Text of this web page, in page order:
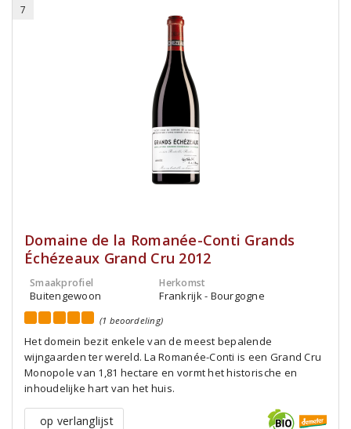
7
Domaine de la Romanée-Conti Grands
Échézeaux Grand Cru 2012
Smaakprofiel
Buitengewoon
Herkomst
Frankrijk - Bourgogne
(1 beoordeling)
Het domein bezit enkele van de meest bepalende
wijngaarden ter wereld. La Romanée-Conti is een Grand Cru
Monopole van 1,81 hectare en vormt het historische en
inhoudelijke hart van het huis.
op verlanglijst